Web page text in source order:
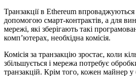
Транзакції в Ethereum
допомогою смарт-контрактів, а для
мережі, які зберігають такі
комп’ютерах, необхідна комісія.
Комісія за транзакцію зростає, коли
збільшується і мережа потребує
транзакцій. Крім того, кожен майнер у